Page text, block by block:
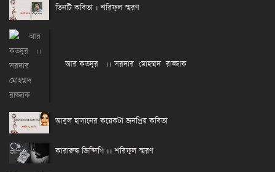
তিনটি কবিতা । শরিফুল স্মরণ
আর কতদূর ।। সরদার মোহম্মদ রাজ্জাক
আবুল হাসানের কয়েকটা জনপ্রিয় কবিতা
কারারুদ্ধ জিন্দিগি ।। শরিফুল স্মরণ